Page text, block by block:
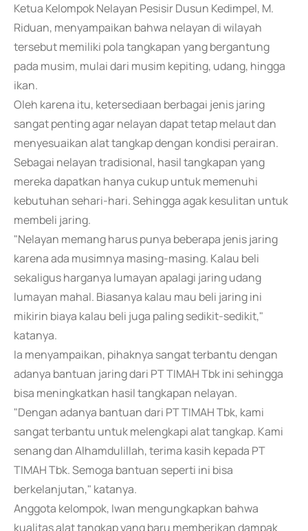
Ketua Kelompok Nelayan Pesisir Dusun Kedimpel, M.
Riduan, menyampaikan bahwa nelayan di wilayah
tersebut memiliki pola tangkapan yang bergantung
pada musim, mulai dari musim kepiting, udang, hingga
ikan.
Oleh karena itu, ketersediaan berbagai jenis jaring
sangat penting agar nelayan dapat tetap melaut dan
menyesuaikan alat tangkap dengan kondisi perairan.
Sebagai nelayan tradisional, hasil tangkapan yang
mereka dapatkan hanya cukup untuk memenuhi
kebutuhan sehari-hari. Sehingga agak kesulitan untuk
membeli jaring.
"Nelayan memang harus punya beberapa jenis jaring
karena ada musimnya masing-masing. Kalau beli
sekaligus harganya lumayan apalagi jaring udang
lumayan mahal. Biasanya kalau mau beli jaring ini
mikirin biaya kalau beli juga paling sedikit-sedikit,"
katanya.
Ia menyampaikan, pihaknya sangat terbantu dengan
adanya bantuan jaring dari PT TIMAH Tbk ini sehingga
bisa meningkatkan hasil tangkapan nelayan.
"Dengan adanya bantuan dari PT TIMAH Tbk, kami
sangat terbantu untuk melengkapi alat tangkap. Kami
senang dan Alhamdulillah, terima kasih kepada PT
TIMAH Tbk. Semoga bantuan seperti ini bisa
berkelanjutan," katanya.
Anggota kelompok, Iwan mengungkapkan bahwa
kualitas alat tangkap yang baru memberikan dampak